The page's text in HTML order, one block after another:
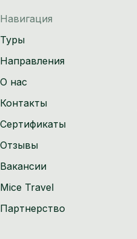
Навигация
Туры
Направления
О нас
Контакты
Сертификаты
Отзывы
Вакансии
Mice Travel
Партнерство